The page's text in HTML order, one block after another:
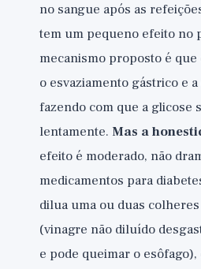
no sangue após as
tem um pequeno efeito no
mecanismo proposto é
o esvaziamento gástrico e
fazendo com que a glicose
lentamente. Mas a
efeito é moderado, não
medicamentos para
dilua uma ou duas
(vinagre não diluído
e pode queimar o esôfago),